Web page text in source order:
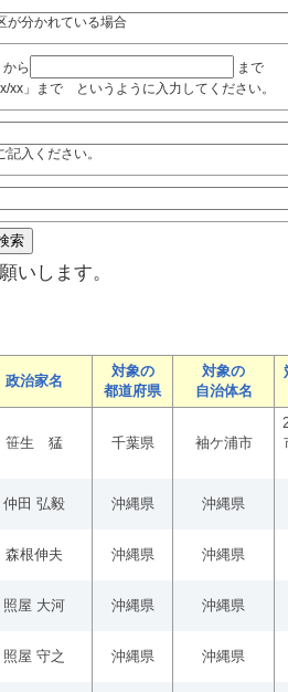
が分かれている場合
から
まで
」まで というように入力してください。
入ください。
いします。
政治家名
対象の
都道府県
対象の
自治体名
笹生 猛 千葉県 袖ケ浦市
仲田 弘毅 沖縄県 沖縄県
森根伸夫 沖縄県 沖縄県
照屋 大河 沖縄県 沖縄県
照屋 守之 沖縄県 沖縄県